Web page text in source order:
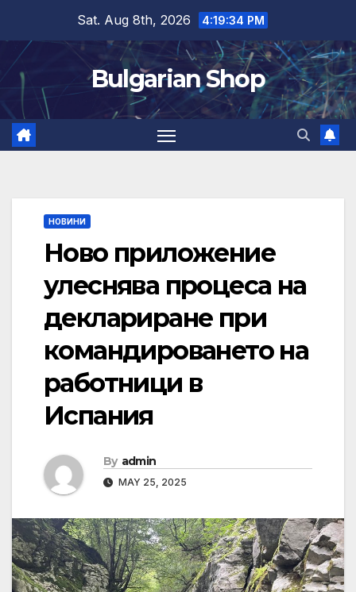
content
Sat. Aug 8th, 2026 4:19:35 PM
Bulgarian Shop
НОВИНИ
Ново приложение
улеснява процеса на
деклариране при
командироването на
работници в
Испания
By admin
MAY 25, 2025